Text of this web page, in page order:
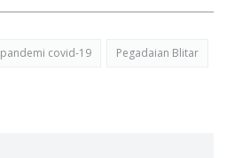
pandemi covid-19 Pegadaian Blitar